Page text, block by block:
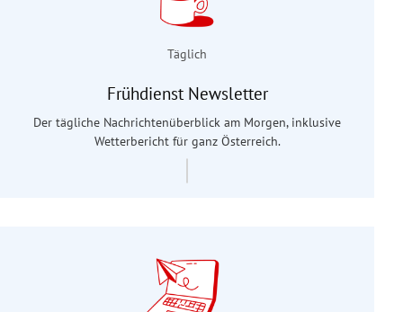
Täglich
Frühdienst Newsletter
Der tägliche Nachrichtenüberblick am Morgen, inklusive
Wetterbericht für ganz Österreich.